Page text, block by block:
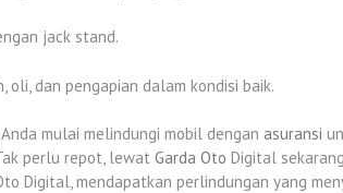
jack stand.
dan pengapian dalam kondisi baik.
mulai melindungi mobil dengan asuransi
perlu repot, lewat Garda Oto Digital
Digital, mendapatkan perlindungan yang